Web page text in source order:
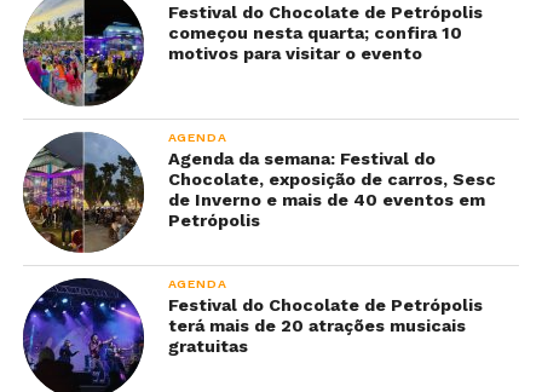
Festival do Chocolate de Petrópolis
começou nesta quarta; confira 10
motivos para visitar o evento
AGENDA
Agenda da semana: Festival do
Chocolate, exposição de carros, Sesc
de Inverno e mais de 40 eventos em
Petrópolis
AGENDA
Festival do Chocolate de Petrópolis
terá mais de 20 atrações musicais
gratuitas